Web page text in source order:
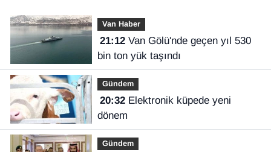
Van Haber
21:12Van Gölü'nde geçen yıl 530
bin ton yük taşındı
Gündem
20:32Elektronik küpede yeni
dönem
Gündem